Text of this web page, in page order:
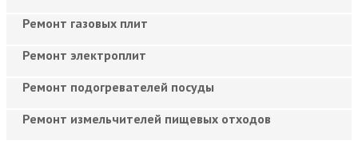
Ремонт газовых плит
Ремонт электроплит
Ремонт подогревателей посуды
Ремонт измельчителей пищевых отходов